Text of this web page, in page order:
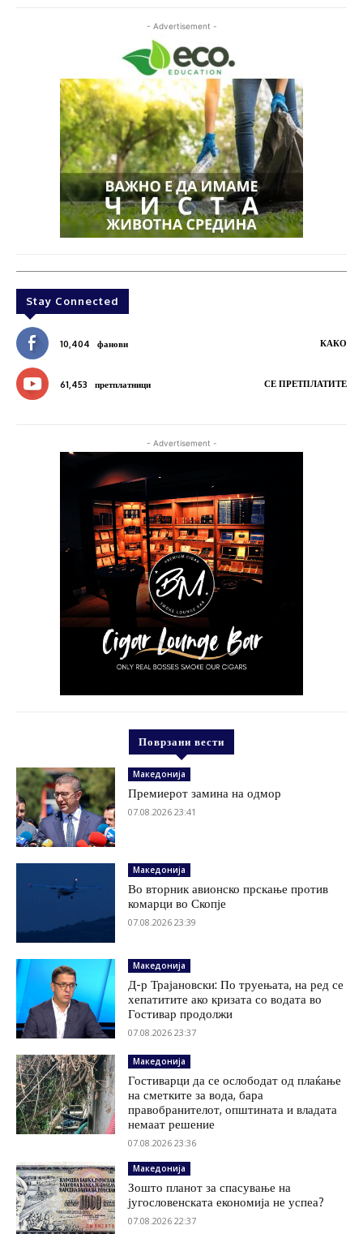
- Advertisement -
Stay Connected
10,404 фанови КАКО
61,453 претплатници СЕ ПРЕТПЛАТИТЕ
- Advertisement -
Поврзани вести
Македонија
Премиерот замина на одмор
07.08.2026 23:41
Македонија
Во вторник авионско прскање против
комарци во Скопје
07.08.2026 23:39
Македонија
Д-р Трајановски: По труењата, на ред се
хепатитите ако кризата со водата во
Гостивар продолжи
07.08.2026 23:37
Македонија
Гостиварци да се ослободат од плаќање
на сметките за вода, бара
правобранителот, општината и владата
немаат решение
07.08.2026 23:36
Македонија
Зошто планот за спасување на
југословенската економија не успеа?
07.08.2026 22:37